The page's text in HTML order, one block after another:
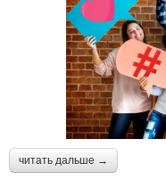
читать дальше →